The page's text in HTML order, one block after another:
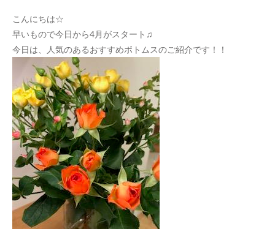
こんにちは☆
早いもので今日から4月がスタート♫
今日は、人気のあるおすすめボトムスのご紹介です！！